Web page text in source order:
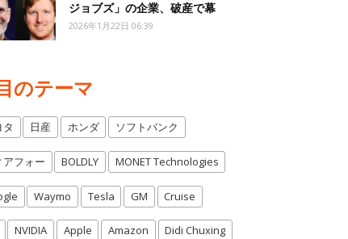
ジョブズ」の企業、破産で幕
2026年1月22日 06:39
のテーマ
タ 日産 ホンダ ソフトバンク
アフォー BOLDLY MONET Technologies
Waymo Tesla GM Cruise
NVIDIA Apple Amazon Didi Chuxing